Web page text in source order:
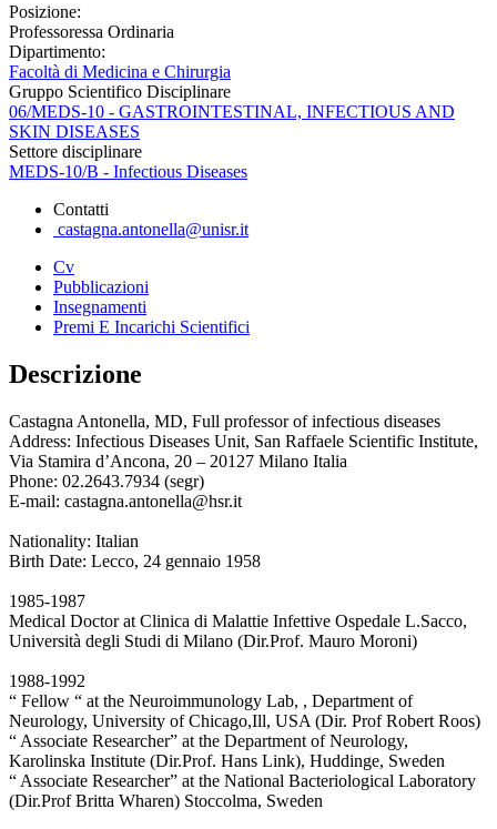
Posizione:
Professoressa Ordinaria
Dipartimento:
Facoltà di Medicina e Chirurgia
Gruppo Scientifico Disciplinare
06/MEDS-10 - GASTROINTESTINAL, INFECTIOUS AND
SKIN DISEASES
Settore disciplinare
MEDS-10/B - Infectious Diseases
Contatti
castagna.antonella@unisr.it
Cv
Pubblicazioni
Insegnamenti
Premi E Incarichi Scientifici
Descrizione
Castagna Antonella, MD, Full professor of infectious diseases
Address: Infectious Diseases Unit, San Raffaele Scientific Institute,
Via Stamira d’Ancona, 20 – 20127 Milano Italia
Phone: 02.2643.7934 (segr)
E-mail: castagna.antonella@hsr.it
Nationality: Italian
Birth Date: Lecco, 24 gennaio 1958
1985-1987
Medical Doctor at Clinica di Malattie Infettive Ospedale L.Sacco,
Università degli Studi di Milano (Dir.Prof. Mauro Moroni)
1988-1992
“ Fellow “ at the Neuroimmunology Lab, , Department of
Neurology, University of Chicago,Ill, USA (Dir. Prof Robert Roos)
“ Associate Researcher” at the Department of Neurology,
Karolinska Institute (Dir.Prof. Hans Link), Huddinge, Sweden
“ Associate Researcher” at the National Bacteriological Laboratory
(Dir.Prof Britta Wharen) Stoccolma, Sweden